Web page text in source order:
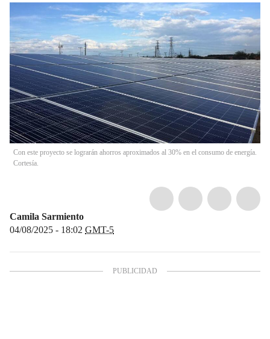
Con este proyecto se lograrán ahorros aproximados al 30% en el consumo de energía.
Cortesía.
Camila Sarmiento
04/08/2025 - 18:02 GMT-5